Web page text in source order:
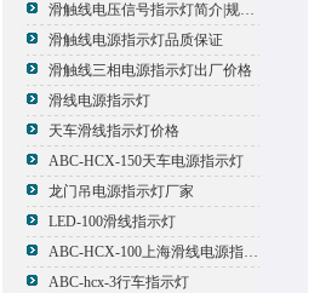
滑触线电压信号指示灯简介|规格|型号
滑触线电源指示灯品质保证
滑触线三相电源指示灯出厂价格
滑线电源指示灯
天车滑线指示灯价格
ABC-HCX-150天车电源指示灯
龙门吊电源指示灯厂家
LED-100滑线指示灯
ABC-HCX-100上海滑线电源指示灯厂家
ABC-hcx-3行车指示灯